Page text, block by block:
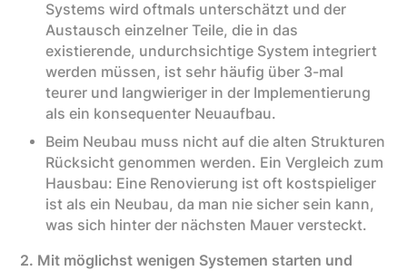
Systems wird oftmals unterschätzt und der
Austausch einzelner Teile, die in das
existierende, undurchsichtige System integriert
werden müssen, ist sehr häufig über 3-mal
teurer und langwieriger in der Implementierung
als ein konsequenter Neuaufbau.
Beim Neubau muss nicht auf die alten Strukturen
Rücksicht genommen werden. Ein Vergleich zum
Hausbau: Eine Renovierung ist oft kostspieliger
ist als ein Neubau, da man nie sicher sein kann,
was sich hinter der nächsten Mauer versteckt.
2. Mit möglichst wenigen Systemen starten und